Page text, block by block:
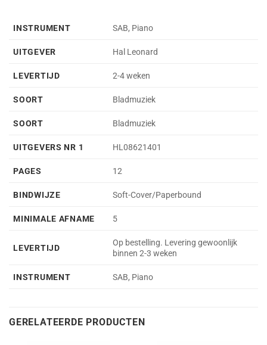
INSTRUMENT SAB, Piano
UITGEVER Hal Leonard
LEVERTIJD 2-4 weken
SOORT Bladmuziek
SOORT Bladmuziek
UITGEVERS NR 1 HL08621401
PAGES 12
BINDWIJZE Soft-Cover/Paperbound
MINIMALE AFNAME 5
LEVERTIJD
Op bestelling. Levering gewoonlijk
binnen 2-3 weken
INSTRUMENT SAB, Piano
GERELATEERDE PRODUCTEN